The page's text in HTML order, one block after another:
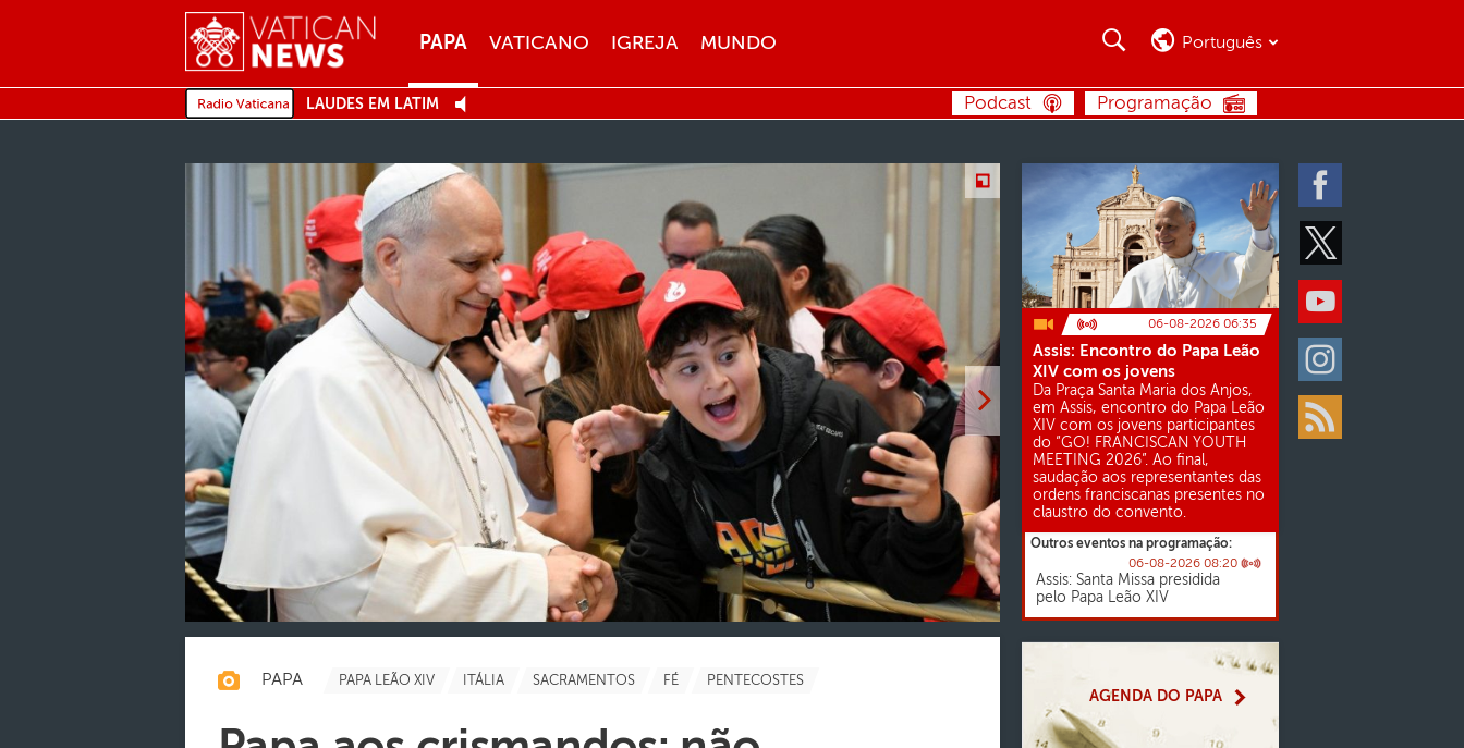
MENU
PAPA VATICANO IGREJA MUNDO
Twitter
Youtube
Instagram
Rss
BUSCA Português
LAUDES EM LATIM Programação
Podcast
PAPA PAPA LEÃO XIV ITÁLIA SACRAMENTOS FÉ PENTECOSTES
06-08-2026 06:35
Assis: Encontro do Papa Leão
XIV com os jovens
Da Praça Santa Maria dos Anjos,
em Assis, encontro do Papa Leão
XIV com os jovens participantes
do “GO! FRANCISCAN YOUTH
MEETING 2026”. Ao final,
saudação aos representantes das
ordens franciscanas presentes no
claustro do convento.
Outros eventos na programação:
06-08-2026 08:20
Assis: Santa Missa presidida
pelo Papa Leão XIV
AGENDA DO PAPA